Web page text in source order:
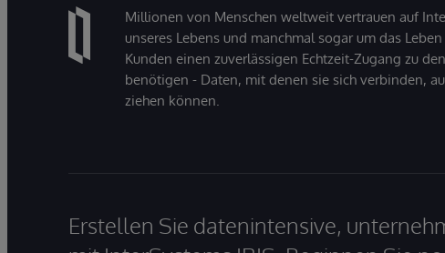
Millionen von Menschen weltweit vertrauen auf
unseres Lebens und manchmal sogar um das
Kunden einen zuverlässigen Echtzeit-Zugang zu
benötigen - Daten, mit denen sie sich verbinden,
ziehen können.
Erstellen Sie datenintensive,